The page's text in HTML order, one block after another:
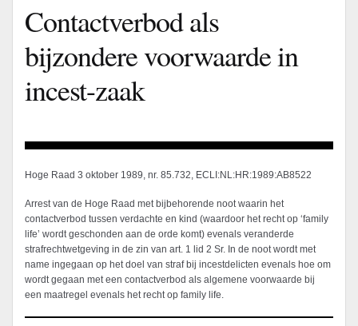
Contactverbod als
bijzondere voorwaarde in
incest-zaak
Hoge Raad 3 oktober 1989, nr. 85.732, ECLI:NL:HR:1989:AB8522
Arrest van de Hoge Raad met bijbehorende noot waarin het
contactverbod tussen verdachte en kind (waardoor het recht op ‘family
life’ wordt geschonden aan de orde komt) evenals veranderde
strafrechtwetgeving in de zin van art. 1 lid 2 Sr. In de noot wordt met
name ingegaan op het doel van straf bij incestdelicten evenals hoe om
wordt gegaan met een contactverbod als algemene voorwaarde bij
een maatregel evenals het recht op family life.